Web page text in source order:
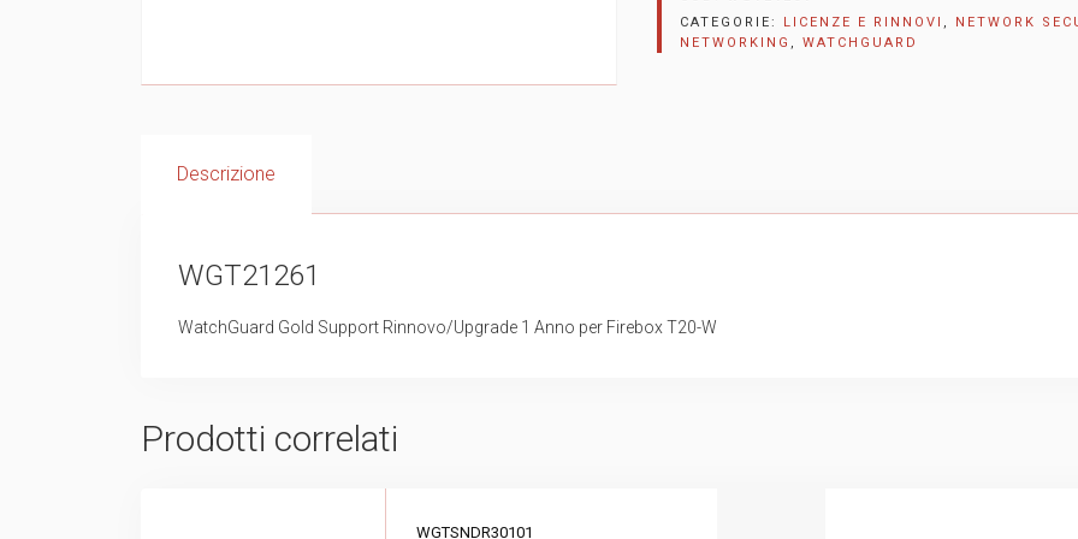
CATEGORIE: LICENZE E RINNOVI , NETWORK
NETWORKING , WATCHGUARD
Descrizione
WGT21261
WatchGuard Gold Support Rinnovo/Upgrade 1 Anno per Firebox T20-W
Prodotti correlati
WGTSNDR30101